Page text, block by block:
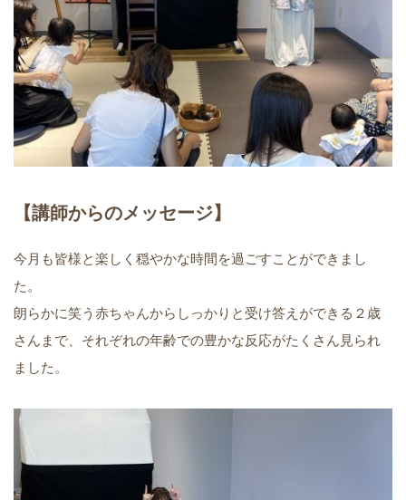
【講師からのメッセージ】
今月も皆様と楽しく穏やかな時間を過ごすことができまし
た。
朗らかに笑う赤ちゃんからしっかりと受け答えができる２歳
さんまで、それぞれの年齢での豊かな反応がたくさん見られ
ました。